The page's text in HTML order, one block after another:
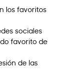
los favoritos
sociales
favorito de
de las